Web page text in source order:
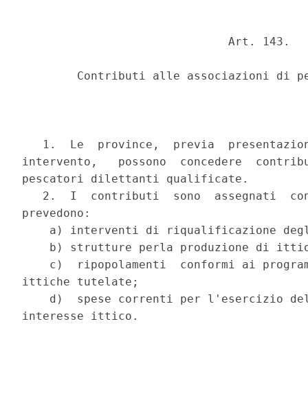
                              Art. 143.
Contributi alle associazioni di
1.  Le  province,  previa
intervento,   possono  concedere
pescatori dilettanti qualificate.
2.  I  contributi  sono  assegnati
prevedono:
a) interventi di riqualificazione
b) strutture perla produzione di
c)  ripopolamenti  conformi ai
ittiche tutelate;
d)  spese correnti per l'esercizio